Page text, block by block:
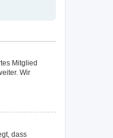
Mitglied
Wir
dass